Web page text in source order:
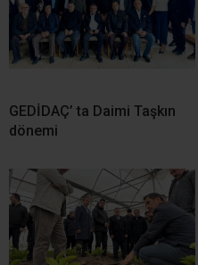
GEDİDAÇ’ ta Daimi Taşkın
dönemi